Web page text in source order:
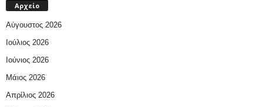
Αρχείο
Αύγουστος 2026
Ιούλιος 2026
Ιούνιος 2026
Μάιος 2026
Απρίλιος 2026